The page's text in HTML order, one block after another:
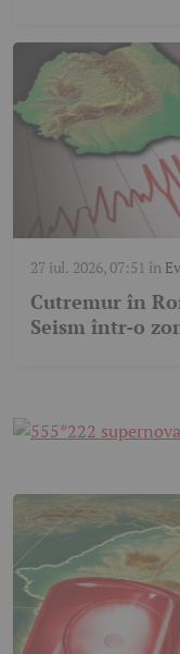
27 iul. 2026, 07:51 în
Cutremur în
Seism într-o